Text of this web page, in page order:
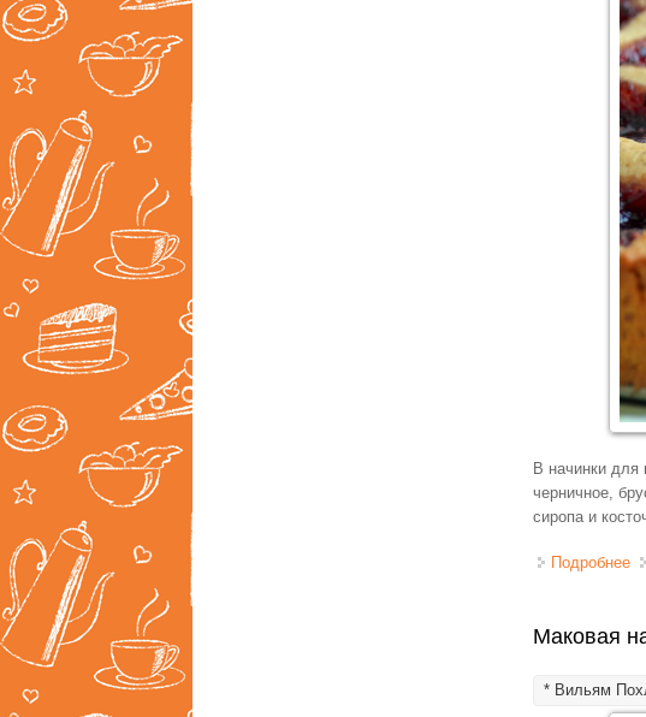
В начинки для
черничное,
сиропа и
Подробнее
Маковая
* Вильям